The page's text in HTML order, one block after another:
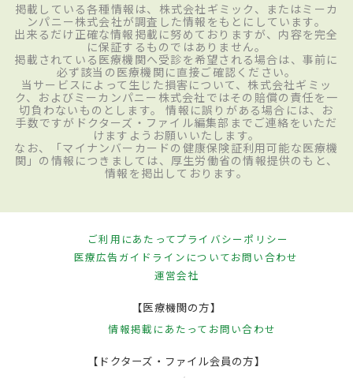
掲載している各種情報は、株式会社ギミック、またはミーカ
ンパニー株式会社が調査した情報をもとにしています。
出来るだけ正確な情報掲載に努めておりますが、内容を完全
に保証するものではありません。
掲載されている医療機関へ受診を希望される場合は、事前に
必ず該当の医療機関に直接ご確認ください。
当サービスによって生じた損害について、株式会社ギミッ
ク、およびミーカンパニー株式会社ではその賠償の責任を一
切負わないものとします。 情報に誤りがある場合には、お
手数ですがドクターズ・ファイル編集部までご連絡をいただ
けますようお願いいたします。
なお、「マイナンバーカードの健康保険証利用可能な医療機
関」の情報につきましては、厚生労働省の情報提供のもと、
情報を掲出しております。
ご利用にあたってプライバシーポリシー
医療広告ガイドラインについてお問い合わせ
運営会社
【医療機関の方】
情報掲載にあたって お問い合わせ
【ドクターズ・ファイル会員の方】